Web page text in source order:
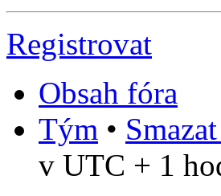
Registrovat
Obsah fóra
Tým •
v UTC + 1